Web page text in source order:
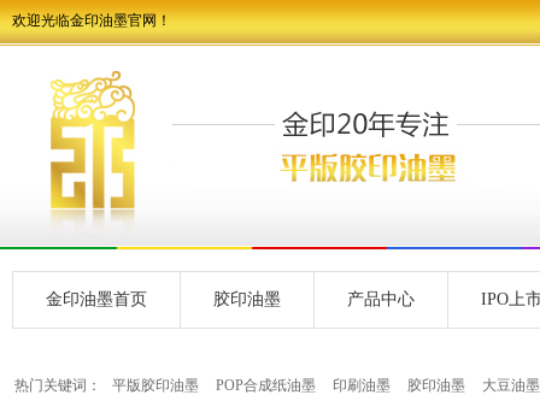
欢迎光临金印油墨官网！
金印油墨首页 胶印油墨 产品中心 IPO上
热门关键词： 平版胶印油墨 POP合成纸油墨 印刷油墨 胶印油墨 大豆油墨